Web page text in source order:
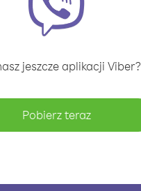
jeszcze aplikacji Viber?
Pobierz teraz